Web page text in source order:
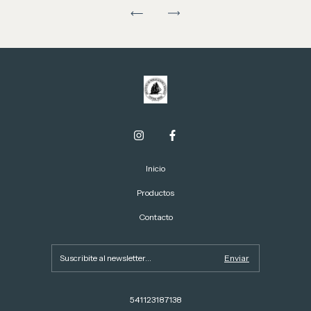
Inicio
Productos
Contacto
541123187138